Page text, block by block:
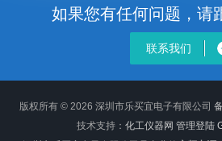
如果您有任何问题，请
联系我们
版权所有 © 2026 深圳市乐买宜电子有限公司
技术支持： 化工仪器网 管理登陆